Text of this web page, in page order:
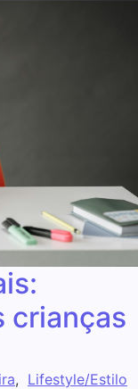
crianças
, Lifestyle/Estilo